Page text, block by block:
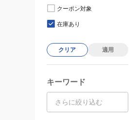
クーポン対象
在庫あり
クリア 適用
キーワード